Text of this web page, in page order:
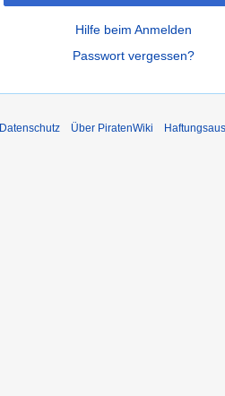
Hilfe beim Anmelden
Passwort vergessen?
Datenschutz Über PiratenWiki